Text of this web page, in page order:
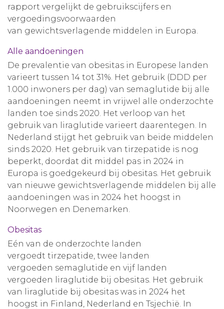
rapport vergelijkt de gebruikscijfers en
vergoedingsvoorwaarden
van gewichtsverlagende middelen in Europa.
Alle aandoeningen
De prevalentie van obesitas in Europese landen
varieert tussen 14 tot 31%. Het gebruik (DDD per
1.000 inwoners per dag) van semaglutide bij alle
aandoeningen neemt in vrijwel alle onderzochte
landen toe sinds 2020. Het verloop van het
gebruik van liraglutide varieert daarentegen. In
Nederland stijgt het gebruik van beide middelen
sinds 2020. Het gebruik van tirzepatide is nog
beperkt, doordat dit middel pas in 2024 in
Europa is goedgekeurd bij obesitas. Het gebruik
van nieuwe gewichtsverlagende middelen bij alle
aandoeningen was in 2024 het hoogst in
Noorwegen en Denemarken.
Obesitas
Eén van de onderzochte landen
vergoedt tirzepatide, twee landen
vergoeden semaglutide en vijf landen
vergoeden liraglutide bij obesitas. Het gebruik
van liraglutide bij obesitas was in 2024 het
hoogst in Finland, Nederland en Tsjechië. In